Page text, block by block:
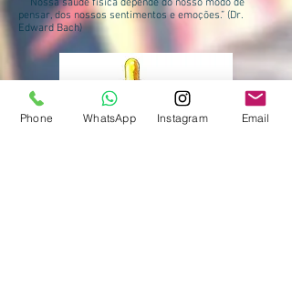
“ Nossa saúde física depende do nosso modo de
pensar, dos nossos sentimentos e emoções.” (Dr.
Edward Bach)
Phone WhatsApp Instagram Email